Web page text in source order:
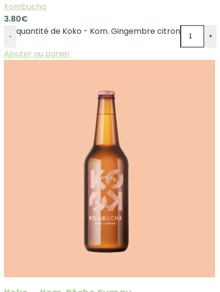
Kombucha
3.80€
- quantité de Koko - Kom. Gingembre citron +
Ajouter au panier